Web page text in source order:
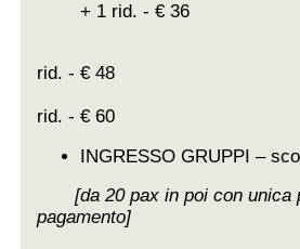
+ 1 rid. - € 36
2 int.
rid. - € 48
3 int.
rid. - € 60
INGRESSO GRUPPI –
[da 20 pax in poi con unica
pagamento]